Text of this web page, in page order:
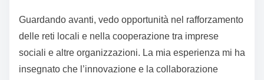
Guardando avanti, vedo opportunità nel rafforzamento
delle reti locali e nella cooperazione tra imprese
sociali e altre organizzazioni. La mia esperienza mi ha
insegnato che l’innovazione e la collaborazione